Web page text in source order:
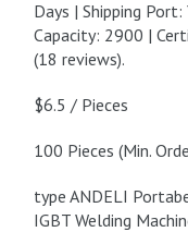
Days | Shipping Port:
Capacity: 2900 |
(18 reviews).
$6.5 / Pieces
100 Pieces (Min.
type ANDELI
IGBT Welding